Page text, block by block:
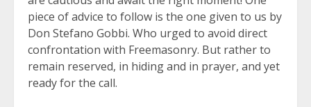
piece of advice to follow is the one given to us by
Don Stefano Gobbi. Who urged to avoid direct
confrontation with Freemasonry. But rather to
remain reserved, in hiding and in prayer, and yet
ready for the call.